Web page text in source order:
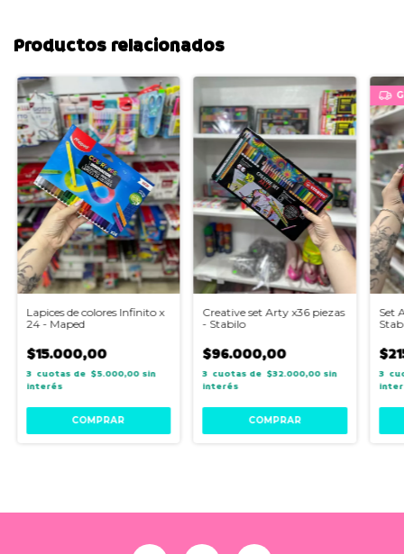
Productos relacionados
Lapices de colores Infinito x
24 - Maped
$15.000,00
3 $5.000,00 sin
interés
Creative set Arty x36 piezas
- Stabilo
$96.000,00
3 $32.000,00 sin
interés
Set
3